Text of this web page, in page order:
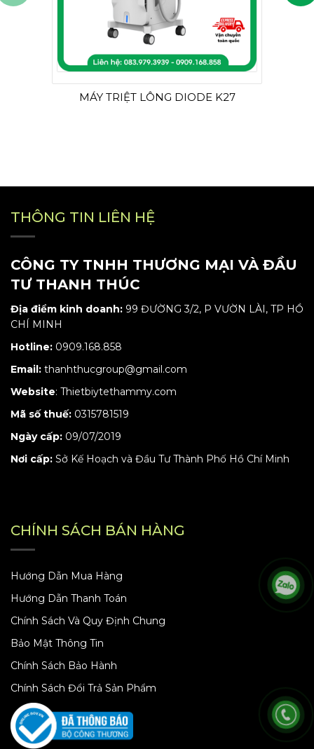
MÁY TRIỆT LÔNG DIODE K27
THÔNG TIN LIÊN HỆ
CÔNG TY TNHH THƯƠNG MẠI VÀ ĐẦU
TƯ THANH THÚC
Địa điểm kinh doanh: 99 ĐƯỜNG 3/2, P VƯỜN LÀI, TP HỒ
CHÍ MINH
Hotline: 0909.168.858
Email: thanhthucgroup@gmail.com
Website: Thietbiytethammy.com
Mã số thuế: 0315781519
Ngày cấp: 09/07/2019
Nơi cấp: Sở Kế Hoạch và Đầu Tư Thành Phố Hồ Chí Minh
CHÍNH SÁCH BÁN HÀNG
Hướng Dẫn Mua Hàng
Hướng Dẫn Thanh Toán
Chính Sách Và Quy Định Chung
Bảo Mật Thông Tin
Chính Sách Bảo Hành
Chính Sách Đổi Trả Sản Phẩm